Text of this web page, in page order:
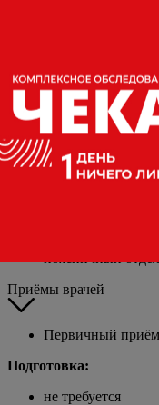
Анализы сдавать
Исключить
Воздержаться от
исследования;
Не употреблять
пищевые
свекла, морковь),
Исключить прием
Инструментальные
УЗИ щитовидной
поясничный
Приёмы врачей
Первичный приём
Подготовка:
не требуется